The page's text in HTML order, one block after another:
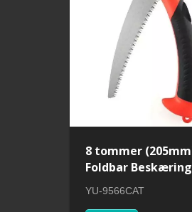
8 tommer
Foldbar
YU-9566CAT